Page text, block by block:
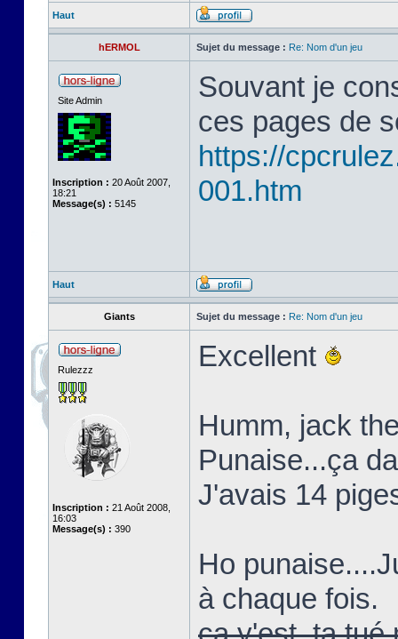
Haut
hERMOL Sujet du message : Re: Nom d'un jeu
Site Admin
Inscription : 20 Août 2007,
18:21
Message(s) : 5145
Souvant je
ces pages de
https://
001.htm
Haut
Giants Sujet du message : Re: Nom d'un jeu
Rulezzz
Inscription : 21 Août 2008,
16:03
Message(s) : 390
Excellent
Humm, jack
Punaise...ça
J'avais 14
Ho
à chaque fois.